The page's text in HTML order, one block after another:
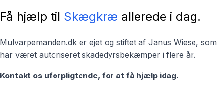
Få hjælp til Skægkræ allerede i dag.
Mulvarpemanden.dk er ejet og stiftet af Janus Wiese, som
har været autoriseret skadedyrsbekæmper i flere år.
Kontakt os uforpligtende, for at få hjælp idag.